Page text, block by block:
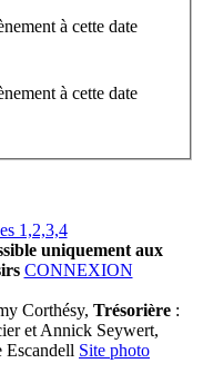
à cette date
à cette date
1,2,3,4
uniquement aux
CONNEXION
Corthésy, Trésorière :
et Annick Seywert,
Escandell Site photo